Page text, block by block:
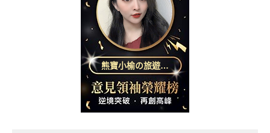
熊寶小榆の旅遊日
記